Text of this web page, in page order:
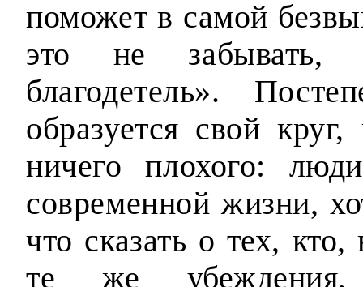
поможет в самой
это не забывать,
благодетель».
образуется свой
ничего плохого:
современной жизни,
что сказать о тех,
те же убеждения,